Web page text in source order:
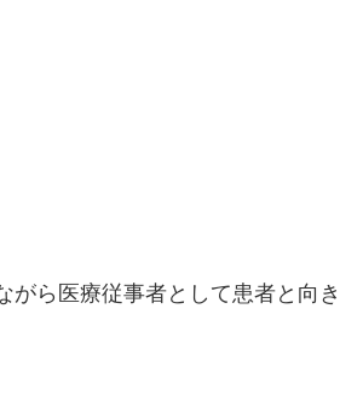
ら医療従事者として患者と向